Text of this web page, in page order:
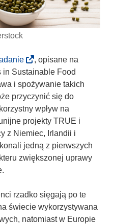
(
o
d
n
o
ś
n
i
k
w
o
r
, opisane na
in Sustainable Food
i spożywanie takich
przyczynić się do
wpływ na
projekty TRUE i
z Niemiec, Irlandii i
jedną z pierwszych
zwiększonej uprawy
rzadko sięgają po te
świecie wykorzystywana
natomiast w Europie